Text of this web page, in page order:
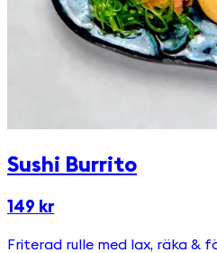
Sushi Burrito
149 kr
Friterad rulle med lax, räka &